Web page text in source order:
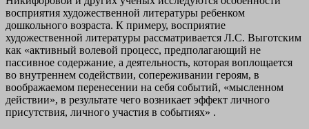
восприятия художественной литературы ребенком
дошкольного возраста. К примеру, восприятие
художественной литературы рассматривается Л.С. Выготским
как «активный волевой процесс, предполагающий не
пассивное содержание, а деятельность, которая воплощается
во внутреннем содействии, сопереживании героям, в
воображаемом перенесении на себя событий, «мысленном
действии», в результате чего возникает эффект личного
присутствия, личного участия в событиях» .